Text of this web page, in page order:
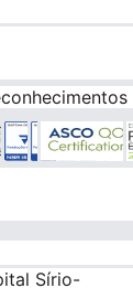
Sírio-